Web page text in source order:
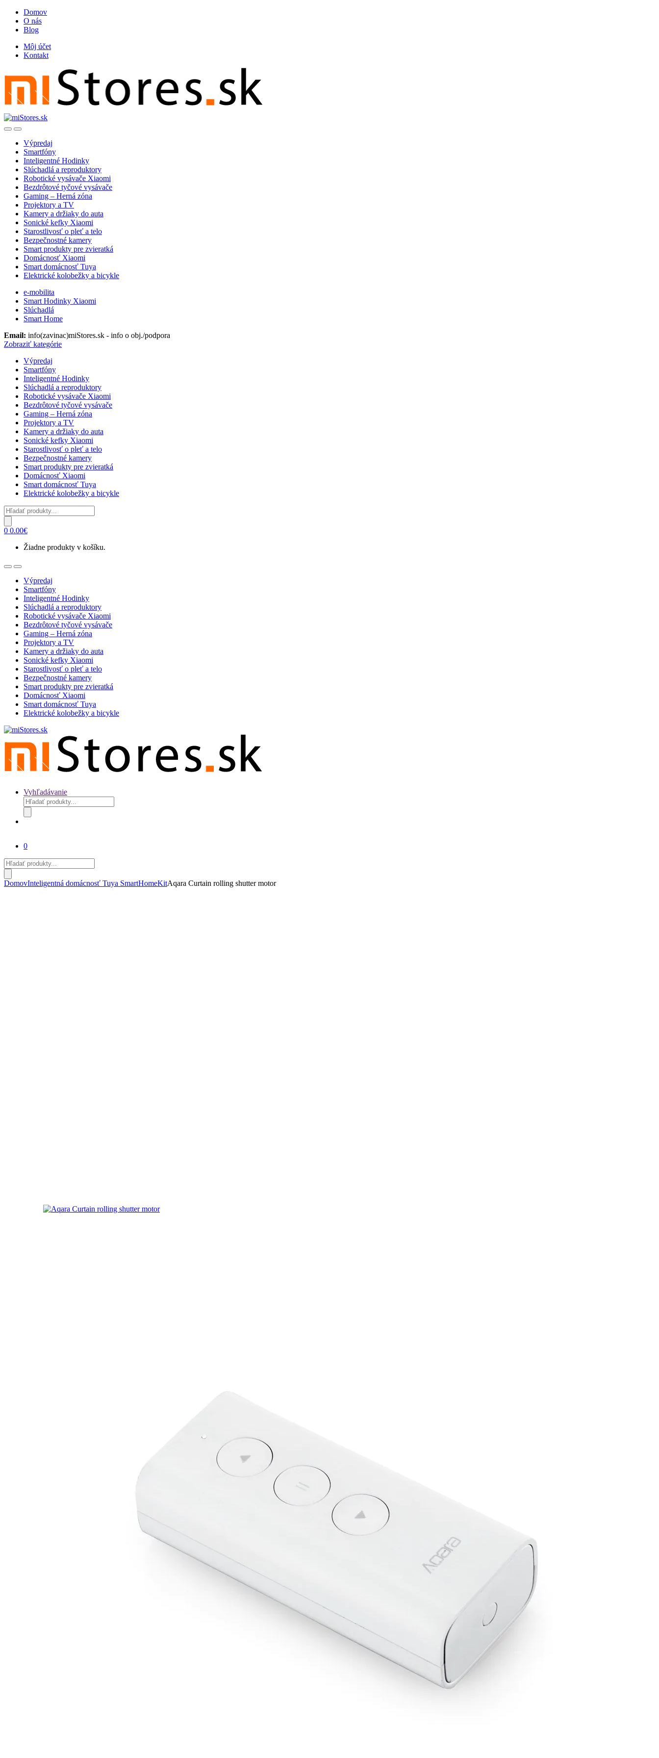
Skip
navigation
Skip
content
Domov
O nás
Blog
Môj účet
Kontakt
OpenClose
Výpredaj
Smartfóny
Inteligentné Hodinky
Slúchadlá a reproduktory
Robotické vysávače Xiaomi
Bezdrôtové tyčové vysávače
Gaming – Herná zóna
Projektory a TV
Kamery a držiaky do auta
Sonické kefky Xiaomi
Starostlivosť o pleť a telo
Bezpečnostné kamery
Smart produkty pre zvieratká
Domácnosť Xiaomi
Smart domácnosť Tuya
Elektrické kolobežky a bicykle
e-mobilita
Smart Hodinky Xiaomi
Slúchadlá
Smart Home
Email: info(zavinac)miStores.sk - info o obj./podpora
Zobraziť kategórie
Výpredaj
Smartfóny
Inteligentné Hodinky
Slúchadlá a reproduktory
Robotické vysávače Xiaomi
Bezdrôtové tyčové vysávače
Gaming – Herná zóna
Projektory a TV
Kamery a držiaky do auta
Sonické kefky Xiaomi
Starostlivosť o pleť a telo
Bezpečnostné kamery
Smart produkty pre zvieratká
Domácnosť Xiaomi
Smart domácnosť Tuya
Elektrické kolobežky a bicykle
Products
search
0 0.00€
Žiadne produkty v košíku.
OpenClose
Výpredaj
Smartfóny
Inteligentné Hodinky
Slúchadlá a reproduktory
Robotické vysávače Xiaomi
Bezdrôtové tyčové vysávače
Gaming – Herná zóna
Projektory a TV
Kamery a držiaky do auta
Sonické kefky Xiaomi
Starostlivosť o pleť a telo
Bezpečnostné kamery
Smart produkty pre zvieratká
Domácnosť Xiaomi
Smart domácnosť Tuya
Elektrické kolobežky a bicykle
Vyhľadávanie
Products
search
0
Products
search
DomovInteligentná domácnosť Tuya SmartHomeKitAqara Curtain rolling shutter motor